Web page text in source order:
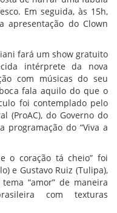
Em seguida, às 15h,
apresentação do Clown
fará um show gratuito
intérprete da nova
com músicas do seu
fala aquilo do que o
foi contemplado pelo
(ProAC), do Governo do
programação do “Viva a
o coração tá cheio” foi
e Gustavo Ruiz (Tulipa),
“amor” de maneira
com texturas